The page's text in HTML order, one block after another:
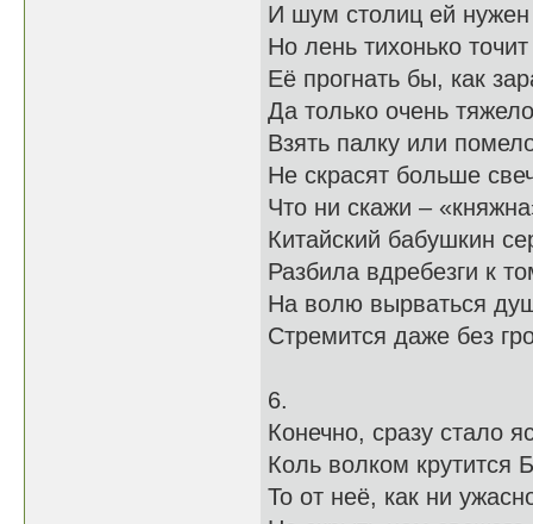
И шум столиц ей
Но лень тихонько
Её прогнать бы, как
Да только очень тяжело
Взять палку или
Не скрасят больше
Что ни скажи –
Китайский бабушкин
Разбила вдребезги к
На волю вырваться
Стремится даже без
6.
Конечно, сразу стало
Коль волком крутится
То от неё, как ни